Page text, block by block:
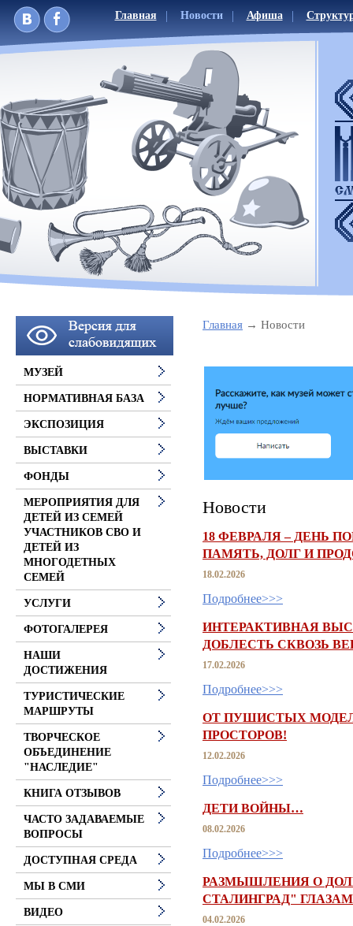
Главная Новости Афиша
Главная Новости
Новости
18 ФЕВРАЛЯ – ДЕНЬ
ПАМЯТЬ, ДОЛГ И
18.02.2026
Подробнее>>>
ИНТЕРАКТИВНАЯ
ДОБЛЕСТЬ СКВОЗЬ
17.02.2026
Подробнее>>>
ОТ ПУШИСТЫХ
ПРОСТОРОВ!
12.02.2026
Подробнее>>>
ДЕТИ ВОЙНЫ…
08.02.2026
Подробнее>>>
РАЗМЫШЛЕНИЯ О
СТАЛИНГРАД"
04.02.2026
МУЗЕЙ
НОРМАТИВНАЯ БАЗА
ЭКСПОЗИЦИЯ
ВЫСТАВКИ
ФОНДЫ
МЕРОПРИЯТИЯ ДЛЯ
ДЕТЕЙ ИЗ СЕМЕЙ
УЧАСТНИКОВ СВО И
ДЕТЕЙ ИЗ
МНОГОДЕТНЫХ
СЕМЕЙ
УСЛУГИ
ФОТОГАЛЕРЕЯ
НАШИ
ДОСТИЖЕНИЯ
ТУРИСТИЧЕСКИЕ
МАРШРУТЫ
ТВОРЧЕСКОЕ
ОБЪЕДИНЕНИЕ
"НАСЛЕДИЕ"
КНИГА ОТЗЫВОВ
ЧАСТО ЗАДАВАЕМЫЕ
ВОПРОСЫ
ДОСТУПНАЯ СРЕДА
МЫ В СМИ
ВИДЕО